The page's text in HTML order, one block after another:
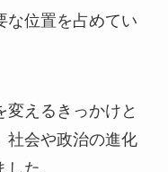
な位置を占めてい
変えるきっかけと
社会や政治の進化